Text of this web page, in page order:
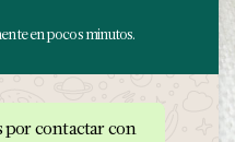
en pocos minutos.
por contactar con